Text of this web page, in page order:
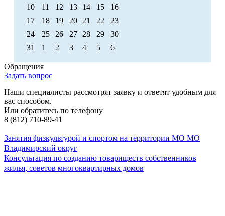
10
11 12 13 14 15
16
17
18 19 20 21 22
23
24
25 26 27 28 29
30
31
1 2 3 4 5 6
Обращения
Задать вопрос
Наши специалисты рассмотрят заявку и ответят удобным для
вас способом.
Или обратитесь по телефону
8 (812) 710-89-41
Занятия физкультурой и спортом на территории МО МО
Владимирский округ
Консультация по созданию товариществ собственников
жилья, советов многоквартирных домов